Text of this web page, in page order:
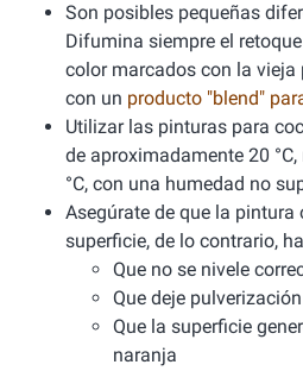
Son posibles pequeñas
Difumina siempre el
color marcados con la vieja
con un producto "blend"
Utilizar las pinturas para
de aproximadamente 20
°C, con una humedad no
Asegúrate de que la
superficie, de lo contrario,
Que no se nivele
Que deje
Que la superficie
naranja